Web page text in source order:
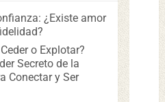
¿Existe amor
o Explotar?
Secreto de la
Conectar y Ser